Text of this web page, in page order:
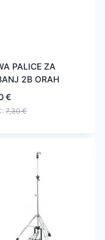
PALICE ZA
2B ORAH
€
7,30€